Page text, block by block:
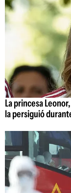
La princesa
la persiguió